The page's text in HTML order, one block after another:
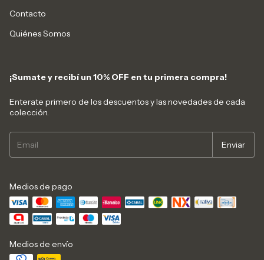
Contacto
Quiénes Somos
¡Sumate y recibí un 10% OFF en tu primera compra!
Enterate primero de los descuentos y las novedades de cada
colección.
Medios de pago
Medios de envío